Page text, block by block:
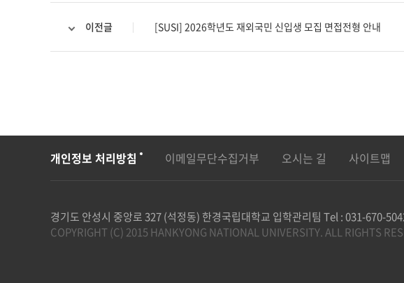
이전글 [SUSI] 2026학년도 재외국민 신입생 모집 면접전형 안내
개인정보 처리방침 이메일무단수집거부 오시는 길 사이트맵
경기도 안성시 중앙로 327 (석정동) 한경국립대학교 입학관리팀 Tel : 031-670-
COPYRIGHT (C) 2015 HANKYONG NATIONAL UNIVERSITY. ALL RIGHTS